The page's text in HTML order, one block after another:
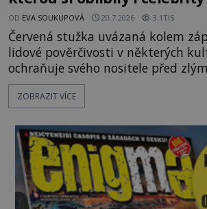
OD EVA SOUKUPOVÁ 20.7.2026 3.1TIS
Červená stužka uvázaná kolem
lidové pověrčivosti v některých
ochraňuje svého nositele před
která může přivodit neštěstí či
nenápadným symbolem magické
nebo Leonarda DiCapria. Na Blízkém východě a v
židovských komunitách po celém
ZOBRAZIT VÍCE